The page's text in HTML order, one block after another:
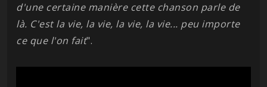
d'une certaine manière cette chanson parle de
là. C'est la vie, la vie, la vie, la vie... peu importe
ce que l'on fait".